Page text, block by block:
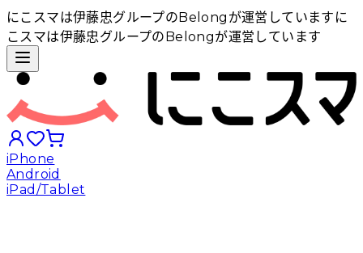
にこスマは伊藤忠グループのBelongが運営しています に
こスマは伊藤忠グループのBelongが運営しています
iPhone
Android
iPad/Tablet